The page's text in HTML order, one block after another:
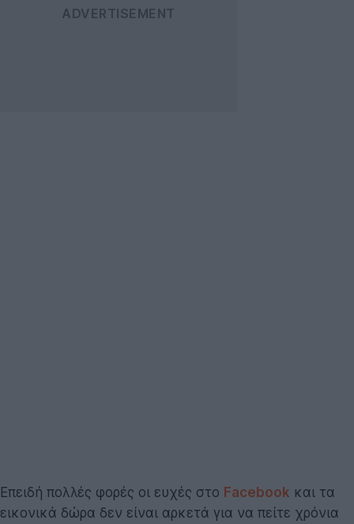
Επειδή πολλές φορές οι ευχές στο Facebook και τα
εικονικά δώρα δεν είναι αρκετά για να πείτε χρόνια